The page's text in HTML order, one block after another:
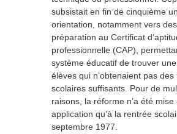
subsistait en fin de cinquième
orientation, notamment vers
préparation au Certificat
professionnelle (CAP),
système éducatif de trouver
élèves qui n’obtenaient pas des
scolaires suffisants. Pour de
raisons, la réforme n’a été mise
application qu’à la rentrée
septembre 1977.